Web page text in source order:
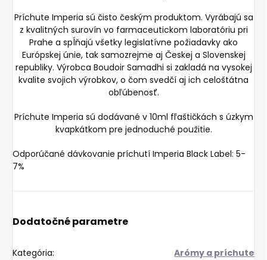
Príchute Imperia sú čisto českým produktom. Vyrábajú sa
z kvalitných surovín vo farmaceutickom laboratóriu pri
Prahe a spĺňajú všetky legislatívne požiadavky ako
Európskej únie, tak samozrejme aj Českej a Slovenskej
republiky. Výrobca Boudoir Samadhi si zakladá na vysokej
kvalite svojich výrobkov, o čom svedčí aj ich celoštátna
obľúbenosť.
Príchute Imperia sú dodávané v 10ml fľaštičkách s úzkym
kvapkátkom pre jednoduché použitie.
Odporúčané dávkovanie príchutí Imperia Black Label: 5-
7%
Dodatočné parametre
Kategória: Arómy a príchute